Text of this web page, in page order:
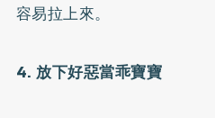
容易拉上來。
4. 放下好惡當乖寶寶